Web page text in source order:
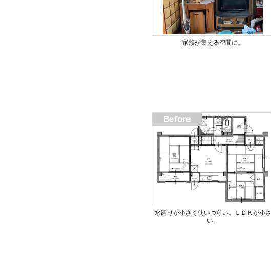
家族が集える空間に。
水廻りが小さく使いづらい。ＬＤＫが小さ
い。